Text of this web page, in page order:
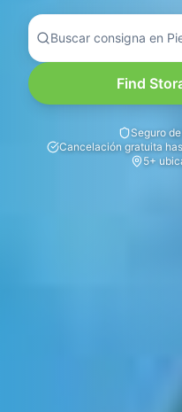
Buscar consigna en
Find
Seguro
Cancelación gratuita
5+